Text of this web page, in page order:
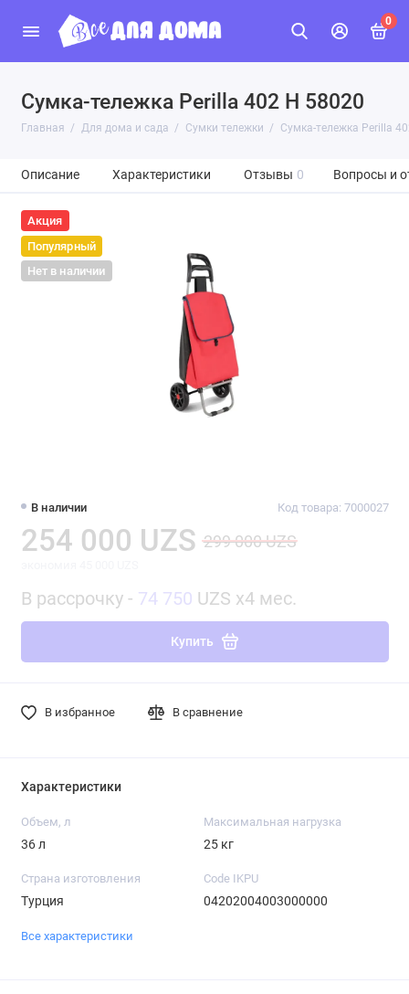
0
Сумка-тележка Perilla 402 H 58020
Главная Для дома и сада Сумки тележки Сумка-тележка Perilla
Описание Характеристики Отзывы 0 Вопросы и
Акция
Популярный
Нет в наличии
В наличии Код товара: 7000027
254 000 UZS 299 000 UZS
В рассрочку - 74 750 UZS x4 мес.
Купить
В избранное В сравнение
Характеристики
Объем, л
36 л
Максимальная нагрузка
25 кг
Страна изготовления
Турция
Code IKPU
04202004003000000
Все характеристики